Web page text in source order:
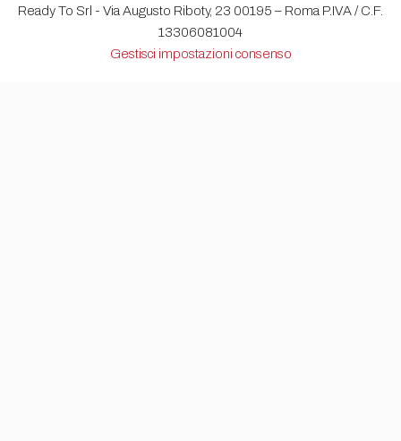
Ready To Srl - Via Augusto Riboty, 23 00195 – Roma P.IVA / C.F.
13306081004
Gestisci impostazioni consenso